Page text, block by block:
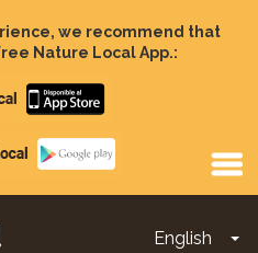
we recommend that
Nature Local App.:
Apple
store
Google
Play
English